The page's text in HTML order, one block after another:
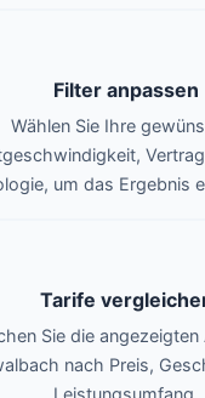
Filter anpassen
Wählen Sie Ihre
um das Ergebnis
Tarife
Sie die
nach Preis,